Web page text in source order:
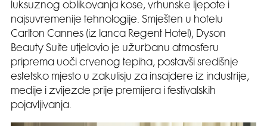
luksuznog oblikovanja kose, vrhunske ljepote i
najsuvremenije tehnologije. Smješten u hotelu
Carlton Cannes (iz lanca Regent Hotel), Dyson
Beauty Suite utjelovio je užurbanu atmosferu
priprema uoči crvenog tepiha, postavši središnje
estetsko mjesto u zakulisju za insajdere iz industrije,
medije i zvijezde prije premijera i festivalskih
pojavljivanja.